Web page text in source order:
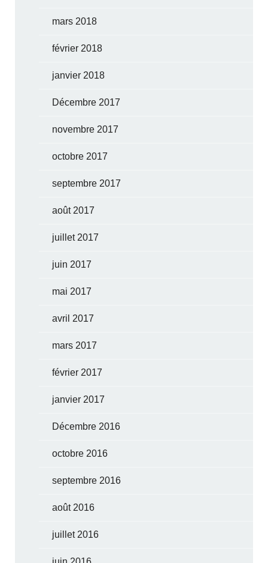
mars 2018
février 2018
janvier 2018
Décembre 2017
novembre 2017
octobre 2017
septembre 2017
août 2017
juillet 2017
juin 2017
mai 2017
avril 2017
mars 2017
février 2017
janvier 2017
Décembre 2016
octobre 2016
septembre 2016
août 2016
juillet 2016